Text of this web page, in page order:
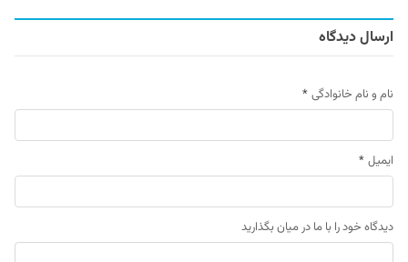
ارسال دیدگاه
نام و نام خانوادگی *
ایمیل *
دیدگاه خود را با ما در میان بگذارید